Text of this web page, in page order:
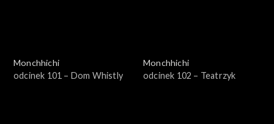
Monchhichi
odcinek 101 – Dom Whistly
Monchhichi
odcinek 102 – Teatrzyk